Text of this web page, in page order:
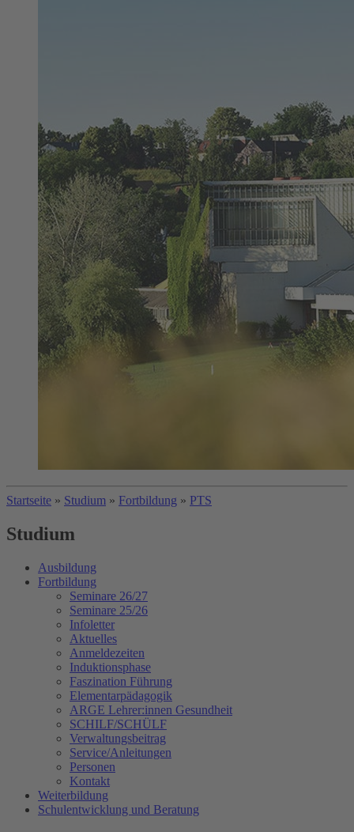
Startseite » Studium » Fortbildung » PTS
Studium
Ausbildung
Fortbildung
Seminare 26/27
Seminare 25/26
Infoletter
Aktuelles
Anmeldezeiten
Induktionsphase
Faszination Führung
Elementarpädagogik
ARGE Lehrer:innen Gesundheit
SCHILF/SCHÜLF
Verwaltungsbeitrag
Service/Anleitungen
Personen
Kontakt
Weiterbildung
Schulentwicklung und Beratung